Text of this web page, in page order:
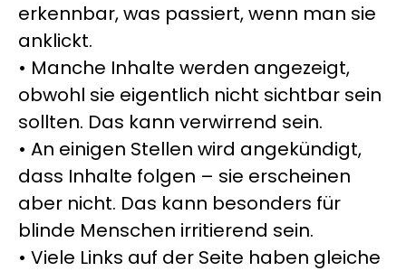
erkennbar, was passiert, wenn man sie
anklickt.
• Manche Inhalte werden angezeigt,
obwohl sie eigentlich nicht sichtbar sein
sollten. Das kann verwirrend sein.
• An einigen Stellen wird angekündigt,
dass Inhalte folgen – sie erscheinen
aber nicht. Das kann besonders für
blinde Menschen irritierend sein.
• Viele Links auf der Seite haben gleiche